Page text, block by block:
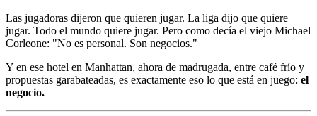
Las jugadoras dijeron que quieren jugar. La liga dijo que quiere
jugar. Todo el mundo quiere jugar. Pero como decía el viejo Michael
Corleone: "No es personal. Son negocios."
Y en ese hotel en Manhattan, ahora de madrugada, entre café frío y
propuestas garabateadas, es exactamente eso lo que está en juego: el
negocio.